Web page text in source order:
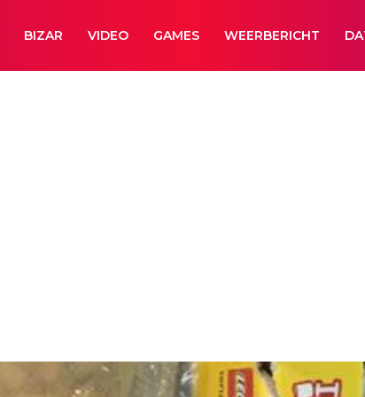
BIZAR VIDEO GAMES WEERBERICHT